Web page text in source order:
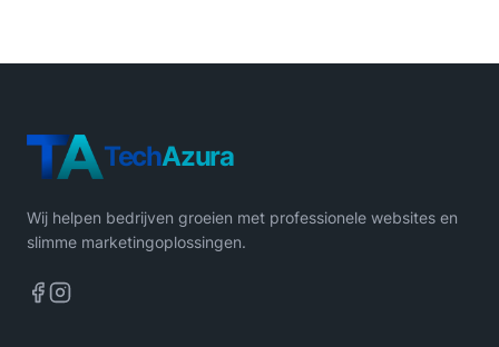
TechAzura
Wij helpen bedrijven groeien met professionele websites en
slimme marketingoplossingen.